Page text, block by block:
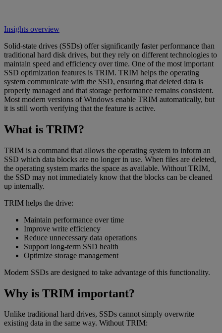
Insights overview
Solid-state drives (SSDs) offer significantly faster performance than
traditional hard disk drives, but they rely on different technologies to
maintain speed and efficiency over time. One of the most important
SSD optimization features is TRIM. TRIM helps the operating
system communicate with the SSD, ensuring that deleted data is
properly managed and that storage performance remains consistent.
Most modern versions of Windows enable TRIM automatically, but
it is still worth verifying that the feature is active.
What is TRIM?
TRIM is a command that allows the operating system to inform an
SSD which data blocks are no longer in use. When files are deleted,
the operating system marks the space as available. Without TRIM,
the SSD may not immediately know that the blocks can be cleaned
up internally.
TRIM helps the drive:
Maintain performance over time
Improve write efficiency
Reduce unnecessary data operations
Support long-term SSD health
Optimize storage management
Modern SSDs are designed to take advantage of this functionality.
Why is TRIM important?
Unlike traditional hard drives, SSDs cannot simply overwrite
existing data in the same way. Without TRIM: